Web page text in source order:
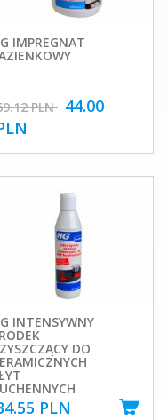
IMPREGNAT
PLN 44.00
INTENSYWNY
DO
PLN